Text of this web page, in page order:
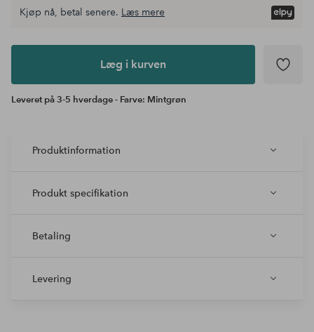
Læg i
Kjøp nå, betal senere. Læs mere
Læg i kurven
Leveret på 3-5 hverdage - Farve: Mintgrøn
Produktinformation
Produkt specifikation
Betaling
Levering